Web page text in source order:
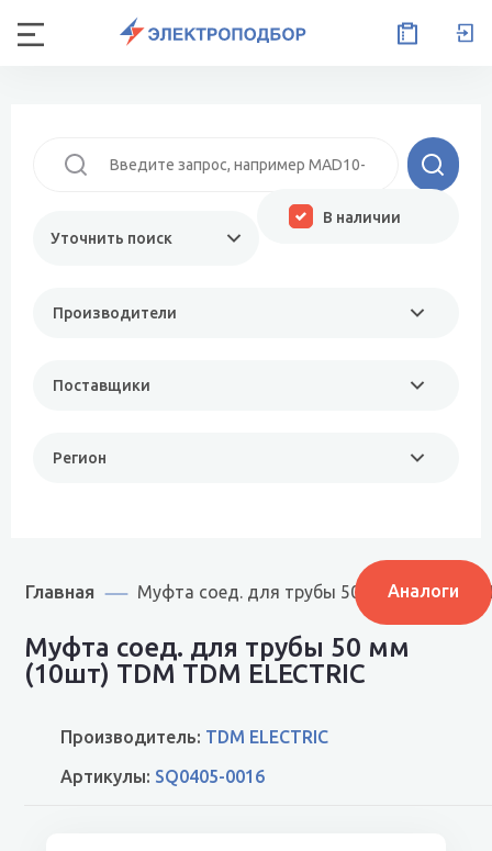
Уточнить поиск
Производители
Поставщики
Регион
В наличии
Главная Муфта соед. для трубы 50 мм (10шт)
Аналоги
Муфта соед. для трубы 50 мм
(10шт) TDM TDM ELECTRIC
Производитель: TDM ELECTRIC
Артикулы: SQ0405-0016